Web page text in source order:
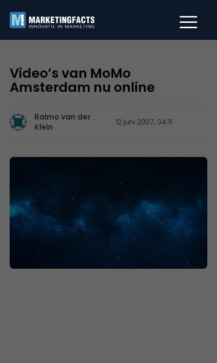
Video’s van MoMo
Amsterdam nu online
Raimo van der
Klein
12 juni 2007, 04:11